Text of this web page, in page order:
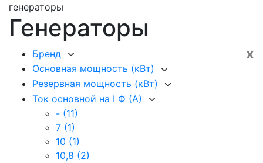
генераторы
Генераторы
x
Бренд
Основная мощность (кВт)
Резервная мощность (кВт)
Ток основной на I Ф (А)
- (11)
7 (1)
10 (1)
10,8 (2)